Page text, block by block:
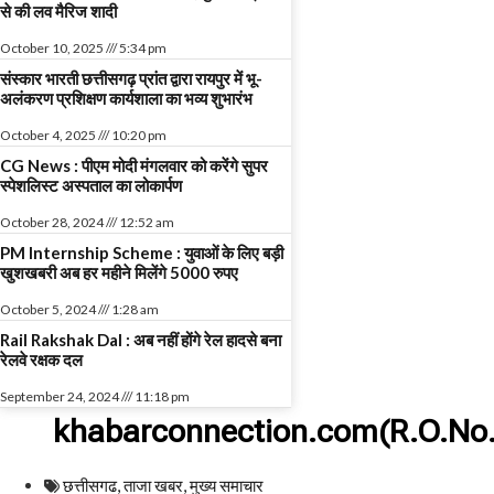
से की लव मैरिज शादी
October 10, 2025 5:34 pm
संस्कार भारती छत्तीसगढ़ प्रांत द्वारा रायपुर में भू-
अलंकरण प्रशिक्षण कार्यशाला का भव्य शुभारंभ
October 4, 2025 10:20 pm
CG News : पीएम मोदी मंगलवार को करेंगे सुपर
स्पेशलिस्ट अस्पताल का लोकार्पण
October 28, 2024 12:52 am
PM Internship Scheme : युवाओं के लिए बड़ी
खुशखबरी अब हर महीने मिलेंगे 5000 रुपए
October 5, 2024 1:28 am
Rail Rakshak Dal : अब नहीं होंगे रेल हादसे बना
रेलवे रक्षक दल
September 24, 2024 11:18 pm
छत्तीसगढ,ताजा खबर,मुख्य समाचार​